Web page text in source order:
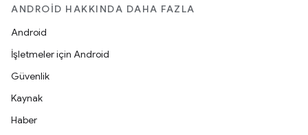
ANDROID HAKKINDA DAHA FAZLA
Android
İşletmeler için Android
Güvenlik
Kaynak
Haber